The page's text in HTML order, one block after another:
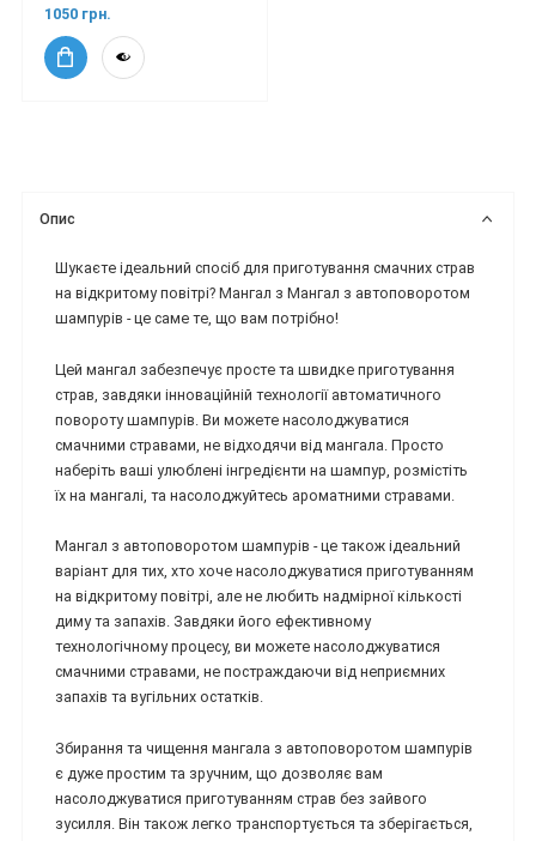
1050 грн.
Опис
Шукаєте ідеальний спосіб для приготування смачних страв
на відкритому повітрі? Мангал з Мангал з автоповоротом
шампурів - це саме те, що вам потрібно!
Цей мангал забезпечує просте та швидке приготування
страв, завдяки інноваційній технології автоматичного
повороту шампурів. Ви можете насолоджуватися
смачними стравами, не відходячи від мангала. Просто
наберіть ваші улюблені інгредієнти на шампур, розмістіть
їх на мангалі, та насолоджуйтесь ароматними стравами.
Мангал з автоповоротом шампурів - це також ідеальний
варіант для тих, хто хоче насолоджуватися приготуванням
на відкритому повітрі, але не любить надмірної кількості
диму та запахів. Завдяки його ефективному
технологічному процесу, ви можете насолоджуватися
смачними стравами, не постраждаючи від неприємних
запахів та вугільних остатків.
Збирання та чищення мангала з автоповоротом шампурів
є дуже простим та зручним, що дозволяє вам
насолоджуватися приготуванням страв без зайвого
зусилля. Він також легко транспортується та зберігається,